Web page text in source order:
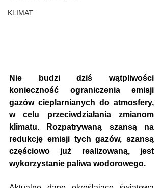
KLIMAT
Nie budzi dziś wątpliwości
konieczność ograniczenia emisji
gazów cieplarnianych do atmosfery,
w celu przeciwdziałania zmianom
klimatu. Rozpatrywaną szansą na
redukcję emisji tych gazów, szansą
częściowo już realizowaną, jest
wykorzystanie paliwa wodorowego.